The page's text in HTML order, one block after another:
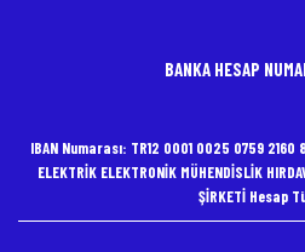
BANKA HESAP
IBAN Numarası: TR12 0001 0025 0759 2160
ELEKTRİK ELEKTRONİK MÜHENDİSLİK
ŞİRKETİ Hesap